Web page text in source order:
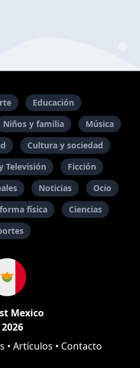
Educación
Niños y familia
Música
Cultura y sociedad
Televisión
Ficción
Noticias
Ocio
física
Ciencias
Mexico
• Artículos • Contacto